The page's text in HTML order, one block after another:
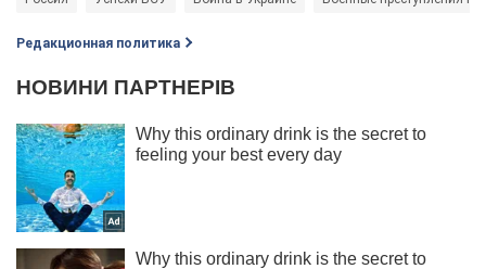
Редакционная политика